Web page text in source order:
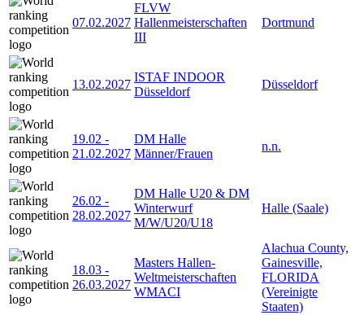
07.02.2027
FLVW
Hallenmeisterschaften
III
Dortmund
13.02.2027
ISTAF INDOOR
Düsseldorf
Düsseldorf
19.02 -
21.02.2027
DM Halle
Männer/Frauen
n.n.
26.02 -
28.02.2027
DM Halle U20 & DM
Winterwurf
M/W/U20/U18
Halle (Saale)
18.03 -
26.03.2027
Masters Hallen-
Weltmeisterschaften
WMACI
Alachua County,
Gainesville,
FLORIDA
(Vereinigte
Staaten)